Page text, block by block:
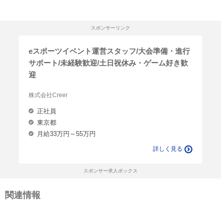
スポンサーリンク
eスポーツイベント運営スタッフ/大会準備・進行
サポート/未経験歓迎/土日祝休み・ゲーム好き歓
迎
株式会社Creer
正社員
東京都
月給33万円～55万円
詳しく見る
スポンサー求人ボックス
関連情報